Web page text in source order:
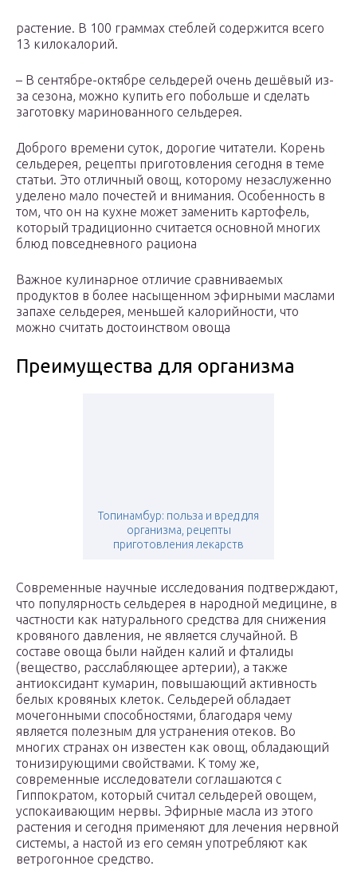
растение. В 100 граммах стеблей содержится всего
13 килокалорий.
– В сентябре-октябре сельдерей очень дешёвый из-
за сезона, можно купить его побольше и сделать
заготовку маринованного сельдерея.
Доброго времени суток, дорогие читатели. Корень
сельдерея, рецепты приготовления сегодня в теме
статьи. Это отличный овощ, которому незаслуженно
уделено мало почестей и внимания. Особенность в
том, что он на кухне может заменить картофель,
который традиционно считается основной многих
блюд повседневного рациона
Важное кулинарное отличие сравниваемых
продуктов в более насыщенном эфирными маслами
запахе сельдерея, меньшей калорийности, что
можно считать достоинством овоща
Преимущества для организма
Топинамбур: польза и вред для
организма, рецепты
приготовления лекарств
Современные научные исследования подтверждают,
что популярность сельдерея в народной медицине, в
частности как натурального средства для снижения
кровяного давления, не является случайной. В
составе овоща были найден калий и фталиды
(вещество, расслабляющее артерии), а также
антиоксидант кумарин, повышающий активность
белых кровяных клеток. Сельдерей обладает
мочегонными способностями, благодаря чему
является полезным для устранения отеков. Во
многих странах он известен как овощ, обладающий
тонизирующими свойствами. К тому же,
современные исследователи соглашаются с
Гиппократом, который считал сельдерей овощем,
успокаивающим нервы. Эфирные масла из этого
растения и сегодня применяют для лечения нервной
системы, а настой из его семян употребляют как
ветрогонное средство.